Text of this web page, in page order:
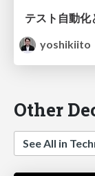
テスト自動化
yoshikiito
Other
See All in